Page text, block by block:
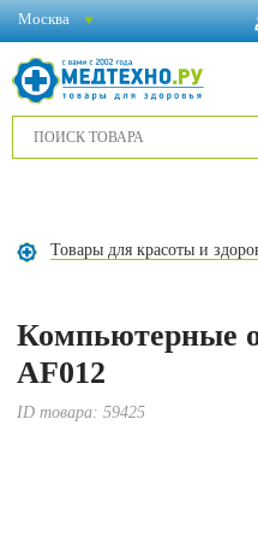
Москва
Товары для красоты и
Компьютерные
AF012
ID товара:59425